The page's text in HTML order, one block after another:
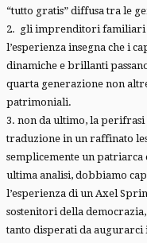
“tutto gratis” diffusa tra le
2. gli imprenditori familiari
l’esperienza insegna che i
dinamiche e brillanti
quarta generazione non
patrimoniali.
3. non da ultimo, la perifrasi
traduzione in un raffinato
semplicemente un
ultima analisi, dobbiamo
l’esperienza di un Axel
sostenitori della
tanto disperati da